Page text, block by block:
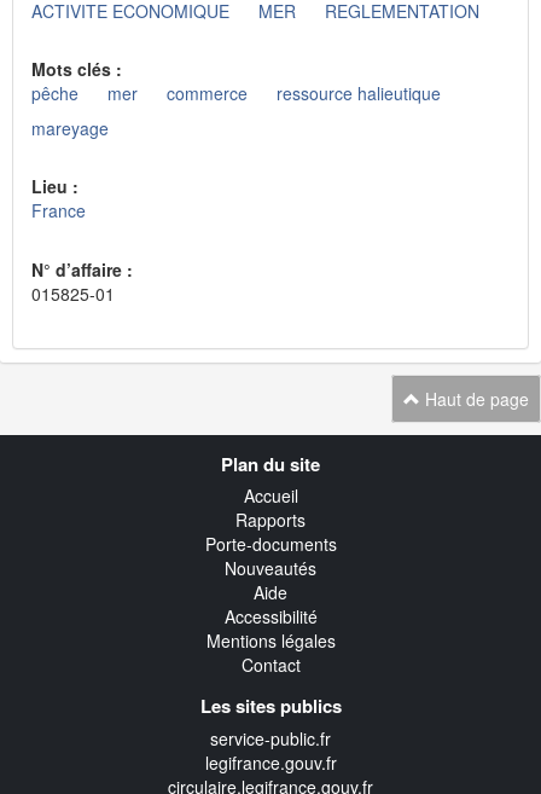
ACTIVITE ECONOMIQUE
MER REGLEMENTATION
Mots clés :
pêche
mer commerce
ressource halieutique
mareyage
Lieu :
France
N° d’affaire :
015825-01
Haut de page
Plan du site
Accueil
Rapports
Porte-documents
Nouveautés
Aide
Accessibilité
Mentions légales
Contact
Les sites publics
service-public.fr
legifrance.gouv.fr
circulaire.legifrance.gouv.fr